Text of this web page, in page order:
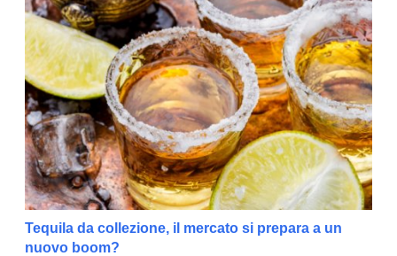
Tequila da collezione, il mercato si prepara a un
nuovo boom?